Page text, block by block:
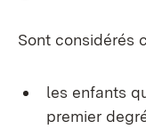
Sont considérés
les enfants
premier